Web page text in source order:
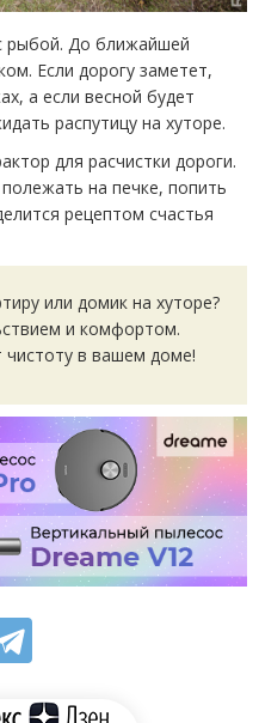
рыбой. До ближайшей
Если дорогу заметет,
а если весной будет
распутицу на хуторе.
для расчистки дороги.
на печке, попить
рецептом счастья
или домик на хуторе?
и комфортом.
чистоту в вашем доме!